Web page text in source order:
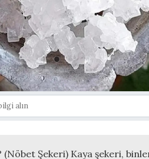
(Nöbet Şekeri) Kaya şekeri,